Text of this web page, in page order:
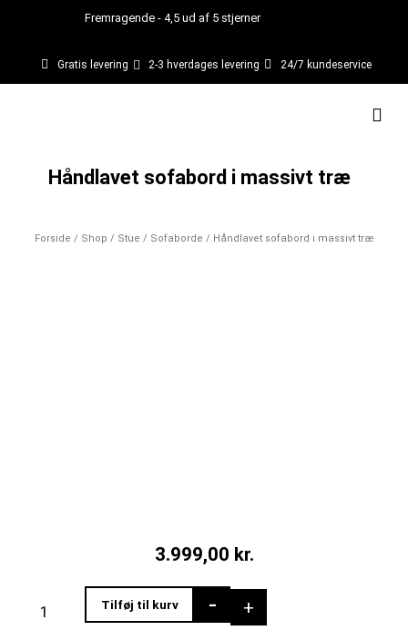
Fremragende - 4,5 ud af 5 stjerner
Gratis levering 2-3 hverdages levering 24/7 kundeservice
Håndlavet sofabord i massivt træ
Forside / Shop / Stue / Sofaborde / Håndlavet sofabord i massivt træ
3.999,00 kr.
-
sofabord
+
Tilføj til kurv